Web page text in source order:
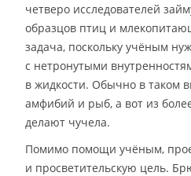
четверо исследователей
образцов птиц и
задача, поскольку учёным
с нетронутыми
в жидкости. Обычно в таком
амфибий и рыб, а вот из
делают чучела.
Помимо помощи учёным,
и просветительскую цель.